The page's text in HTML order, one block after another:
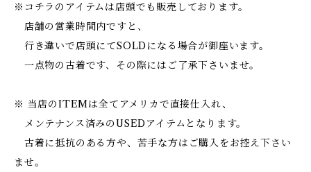
※コチラのアイテムは店頭でも販売しております。
店舗の営業時間内ですと、
行き違いで店頭にてSOLDになる場合が御座います。
一点物の古着です、その際にはご了承下さいませ。
※ 当店のITEMは全てアメリカで直接仕入れ、
メンテナンス済みのUSEDアイテムとなります。
古着に抵抗のある方や、苦手な方はご購入をお控え下さい
ませ。